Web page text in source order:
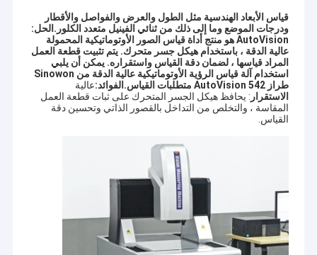
قياس الأبعاد الهندسية مثل الطول والعرض والفواصل والأقطار
ودرجات الموضع وما إلى ذلك من ثنائي الفينيل متعدد الكلور. الحل:
AutoVision هو منتج أداة قياس الصور الأوتوماتيكية المحمولة
عالية الدقة ، باستخدام هيكل جسر متحرك. يتم تثبيت قطعة العمل
المراد قياسها ، لضمان دقة القياس واستقراره. يمكن أن يلبي
استخدام آلة قياس الرؤية الأوتوماتيكية عالية الدقة من Sinowon
طراز AutoVision 542 متطلبات القياس.
الفوائد:عالية
الاستقرار : يحافظ هيكل الجسر المتحرك على ثبات قطعة العمل
المقاسة ، والتخلص من التداخل بالقصور الذاتي وتحسين دقة
القياس.